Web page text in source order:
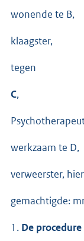
wonende te B,
klaagster,
tegen
C,
werkzaam te D,
verweerster,
gemachtigde:
1. De procedure